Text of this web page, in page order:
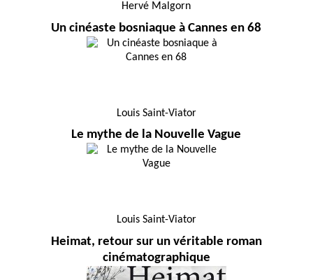
Hervé Malgorn
Un cinéaste bosniaque à Cannes en 68
Louis Saint-Viator
Le mythe de la Nouvelle Vague
Louis Saint-Viator
Heimat, retour sur un véritable roman
cinématographique